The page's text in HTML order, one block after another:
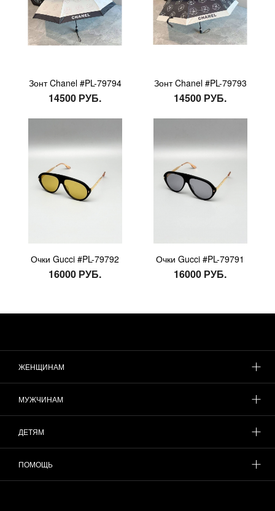
Зонт Chanel #PL-79794
14500 РУБ.
Зонт Chanel #PL-79793
14500 РУБ.
Очки Gucci #PL-79792
16000 РУБ.
Очки Gucci #PL-79791
16000 РУБ.
ЖЕНЩИНАМ
МУЖЧИНАМ
ДЕТЯМ
ПОМОЩЬ